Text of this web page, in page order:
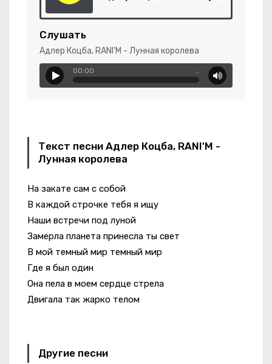
Слушать
Адлер Коцба, RANI'M - Лунная королева
00:00 …
Текст песни Адлер Коцба, RANI'M -
Лунная королева
На закате сам с собой
В каждой строчке тебя я ищу
Наши встречи под луной
Замерла планета принесла ты свет
В мой темный мир темный мир
Где я был один
Она пела в моем сердце стрела
Двигала так жарко телом
Другие песни
Мама Russia
Крыма